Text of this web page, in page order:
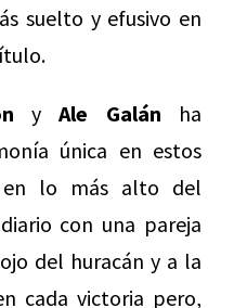
suelto y efusivo en
yAle Galán ha
única en estos
lo más alto del
con una pareja
del huracán y a la
cada victoria pero,